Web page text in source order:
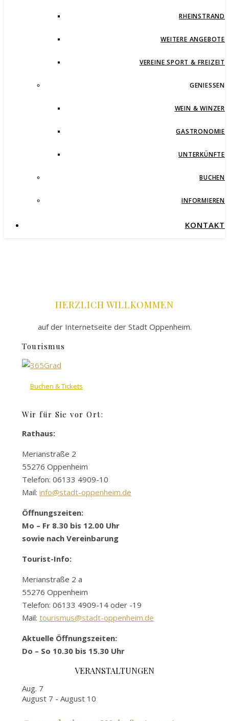
RHEINSTRAND
WEITERE ANGEBOTE
VEREINE SPORT & FREIZEIT
GENIESSEN
WEIN & WINZER
GASTRONOMIE
UNTERKÜNFTE
BUCHEN
INFORMIEREN
KONTAKT
HERZLICH WILLKOMMEN
auf der Internetseite der Stadt Oppenheim.
Tourismus
Buchen & Tickets
Wir für Sie vor Ort:
Rathaus:
Merianstraße 2
55276 Oppenheim
Telefon: 06133 4909-10
Mail: info@stadt-oppenheim.de
Öffnungszeiten:
Mo – Fr 8.30 bis 12.00 Uhr
sowie nach Vereinbarung
Tourist-Info:
Merianstraße 2 a
55276 Oppenheim
Telefon: 06133 4909-14 oder -19
Mail: tourismus@stadt-oppenheim.de
Aktuelle Öffnungszeiten:
Do – So 10.30 bis 15.30 Uhr
VERANSTALTUNGEN
Aug. 7
August 7 - August 10